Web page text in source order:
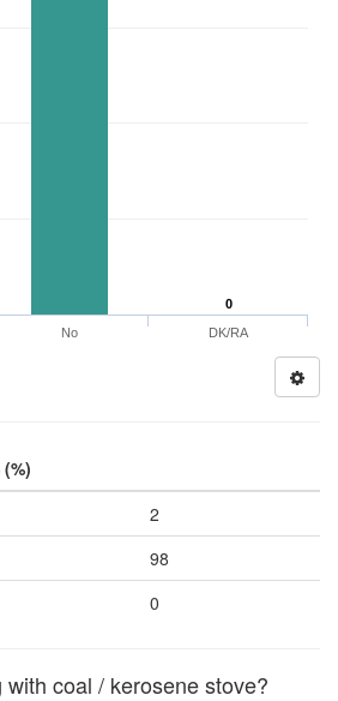
0
No DK/RA
(%)
2
98
0
with coal / kerosene stove?